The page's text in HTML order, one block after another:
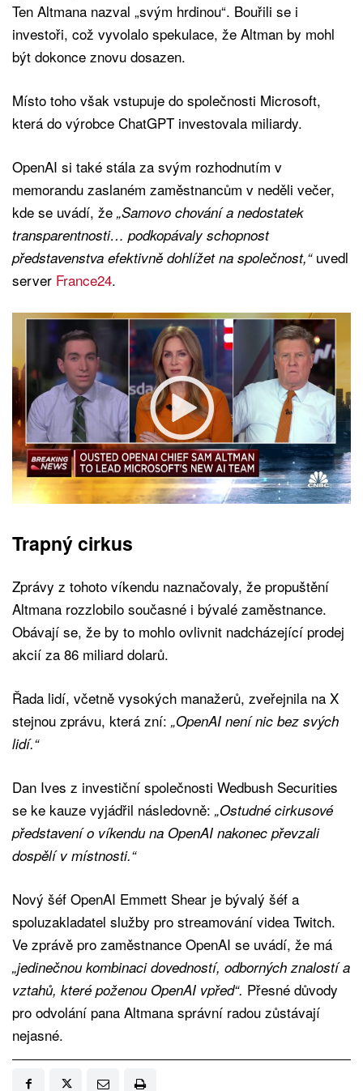
Ten Altmana nazval „svým hrdinou“. Bouřili se i
investoři, což vyvolalo spekulace, že Altman by mohl
být dokonce znovu dosazen.
Místo toho však vstupuje do společnosti Microsoft,
která do výrobce ChatGPT investovala miliardy.
OpenAI si také stála za svým rozhodnutím v
memorandu zaslaném zaměstnancům v neděli večer,
kde se uvádí, že „Samovo chování a nedostatek
transparentnosti… podkopávaly schopnost
představenstva efektivně dohlížet na společnost,“uvedl
server France24.
Trapný cirkus
Zprávy z tohoto víkendu naznačovaly, že propuštění
Altmana rozzlobilo současné i bývalé zaměstnance.
Obávají se, že by to mohlo ovlivnit nadcházející prodej
akcií za 86 miliard dolarů.
Řada lidí, včetně vysokých manažerů, zveřejnila na X
stejnou zprávu, která zní: „OpenAI není nic bez svých
lidí.“
Dan Ives z investiční společnosti Wedbush Securities
se ke kauze vyjádřil následovně: „Ostudné cirkusové
představení o víkendu na OpenAI nakonec převzali
dospělí v místnosti.“
Nový šéf OpenAI Emmett Shear je bývalý šéf a
spoluzakladatel služby pro streamování videa Twitch.
Ve zprávě pro zaměstnance OpenAI se uvádí, že má
„jedinečnou kombinaci dovedností, odborných znalostí a
vztahů, které poženou OpenAI vpřed“. Přesné důvody
pro odvolání pana Altmana správní radou zůstávají
nejasné.